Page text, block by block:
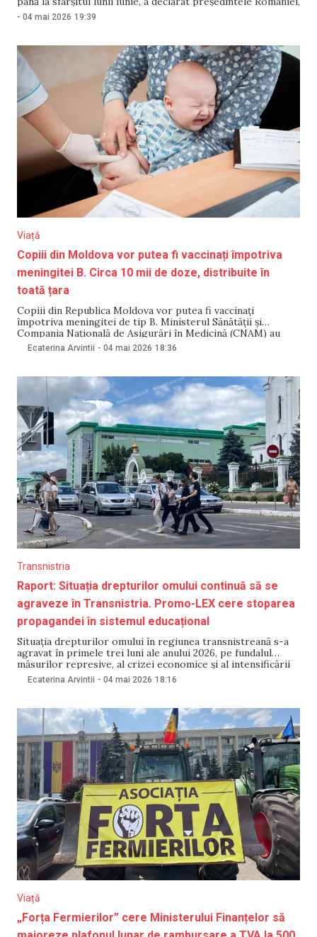
Nicușor Dan, după reuniunea Comunității Politice Europene
- 04 mai 2026 19:39
Viață
Copiii din Moldova vor putea fi vaccinați împotriva
meningitei B. Circa 10 mii de doze, distribuite în
toată țara
Copiii din Republica Moldova vor putea fi vaccinați
împotriva meningitei de tip B. Ministerul Sănătății și
Compania Națională de Asigurări în Medicină (CNAM) au
anunțat, pe 4 mai, că un lot de aproape 10 mii de doze de
Ecaterina Arvintii - 04 mai 2026 18:36
Transnistria
Raport: Situația drepturilor omului continuă să se
agraveze în Transnistria. Promo-LEX cere stoparea
propagandei în sistemul educațional
Situația drepturilor omului în regiunea transnistreană s-a
agravat în primele trei luni ale anului 2026, pe fundalul
măsurilor represive, al crizei economice și al intensificării
propagandei. Concluzia se regăsește în raportul de
monitorizare publicat de Asociația Promo-LEX, care
documentului, autoritățile nerecunoscute de
Ecaterina Arvintii - 04 mai 2026 18:16
Viață
„Forța Fermierilor” cere Ministerului Finanțelor să